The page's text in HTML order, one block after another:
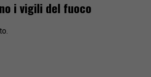
i vigili del fuoco